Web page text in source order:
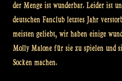
der Menge ist wunderbar. Leider ist
deutschen Fanclub letztes Jahr
meisten geliebt, wir haben einige
Molly Malone für sie zu spielen und
Socken machen.